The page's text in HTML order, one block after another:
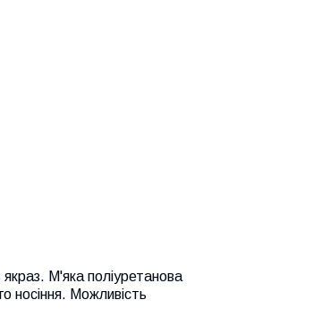
М'яка поліуретанова
носіння. Можливість